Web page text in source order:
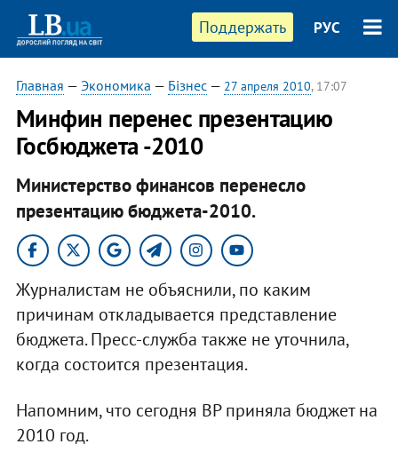
Поддержать РУС
Главная — Экономика — Бізнес— 27 апреля 2010, 17:07
Минфин перенес презентацию
Госбюджета -2010
Министерство финансов перенесло
презентацию бюджета-2010.
Журналистам не объяснили, по каким
причинам откладывается представление
бюджета. Пресс-служба также не уточнила,
когда состоится презентация.
Напомним, что сегодня ВР приняла бюджет на
2010 год.